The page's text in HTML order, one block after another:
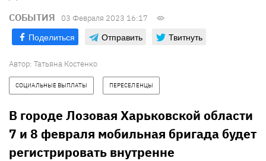
СОБЫТИЯ 03 Февраля 2023 16:17
Поделиться Отправить Твитнуть
Автор: Татьяна Костенко
СОЦИАЛЬНЫЕ ВЫПЛАТЫ ПЕРЕСЕЛЕНЦЫ
В городе Лозовая Харьковской области
7 и 8 февраля мобильная бригада будет
регистрировать внутренне